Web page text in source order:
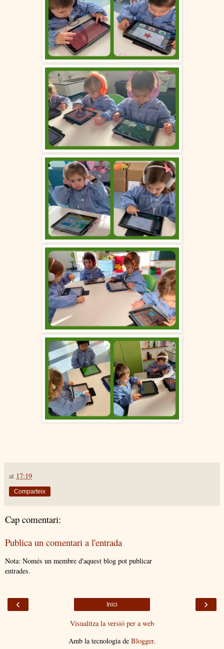
at 17:19
Comparteix
Cap comentari:
Publica un comentari a l'entrada
Nota: Només un membre d'aquest blog pot publicar
entrades.
‹ ›
Inici
Visualitza la versió per a web
Amb la tecnologia de Blogger.